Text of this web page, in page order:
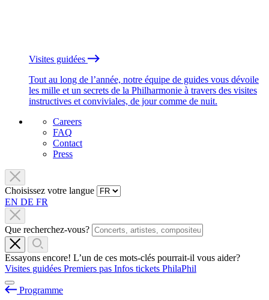
Visites guidées
Tout au long de l’année, notre équipe de guides vous dévoile
les mille et un secrets de la Philharmonie à travers des visites
instructives et conviviales, de jour comme de nuit.
Careers
FAQ
Contact
Press
Choisissez votre langue
EN DE FR
Que recherchez-vous?
Essayons encore! L’un de ces mots-clés pourrait-il vous aider?
Visites guidées Premiers pas Infos tickets PhilaPhil
Programme